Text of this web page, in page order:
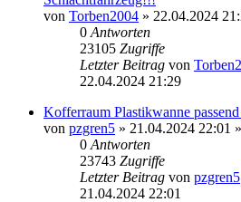
von Torben2004 » 22.04.2024
0 Antworten
23105 Zugriffe
Letzter Beitrag von
22.04.2024 21:29
Kofferraum Plastikwanne
von pzgren5 » 21.04.2024 22:01
0 Antworten
23743 Zugriffe
Letzter Beitrag von pzgren5
21.04.2024 22:01